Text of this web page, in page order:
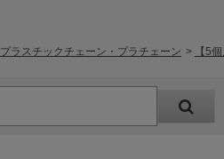
プラスチックチェーン・プラチェーン > 【5